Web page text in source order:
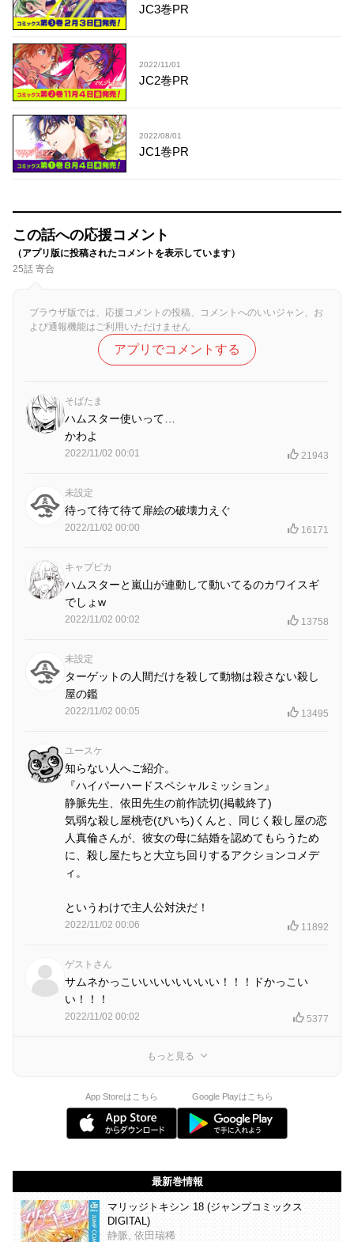
JC3巻PR
2022/11/01
JC2巻PR
2022/08/01
JC1巻PR
この話への応援コメント
（アプリ版に投稿されたコメントを表示しています）
25話 寄合
ブラウザ版では、応援コメントの投稿、コメントへのいいジャン、お
よび通報機能はご利用いただけません
アプリでコメントする
そばたま
ハムスター使いって…
かわよ
2022/11/02 00:01 21943
未設定
待って待て待て扉絵の破壊力えぐ
2022/11/02 00:00 16171
キャプピカ
ハムスターと嵐山が連動して動いてるのカワイスギ
でしょw
2022/11/02 00:02 13758
未設定
ターゲットの人間だけを殺して動物は殺さない殺し
屋の鑑
2022/11/02 00:05 13495
ユースケ
知らない人へご紹介。
『ハイパーハードスペシャルミッション』
静脈先生、依田先生の前作読切(掲載終了)
気弱な殺し屋桃壱(ぴいち)くんと、同じく殺し屋の恋
人真倫さんが、彼女の母に結婚を認めてもらうため
に、殺し屋たちと大立ち回りするアクションコメデ
ィ。
というわけで主人公対決だ！
2022/11/02 00:06 11892
ゲストさん
サムネかっこいいいいいいいい！！！ドかっこい
い！！！
2022/11/02 00:02 5377
もっと見る
App Storeはこちら Google Playはこちら
最新巻情報
マリッジトキシン 18 (ジャンプコミックス
DIGITAL)
静脈, 依田瑞稀